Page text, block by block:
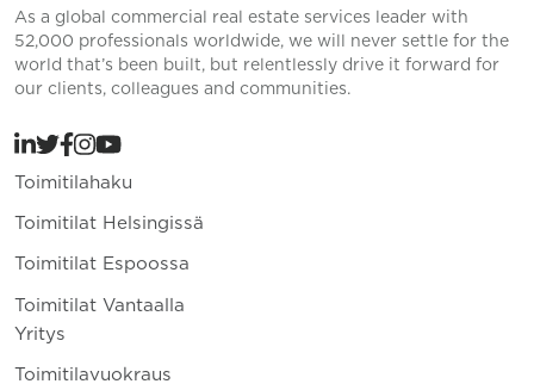
As a global commercial real estate services leader with
52,000 professionals worldwide, we will never settle for the
world that’s been built, but relentlessly drive it forward for
our clients, colleagues and communities.
Toimitilahaku
Toimitilat Helsingissä
Toimitilat Espoossa
Toimitilat Vantaalla
Yritys
Toimitilavuokraus